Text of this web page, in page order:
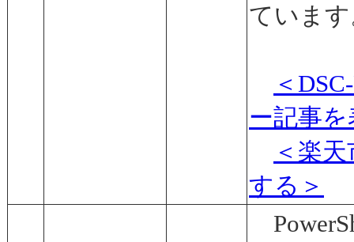
ていま
＜
ー記事
＜楽
する＞